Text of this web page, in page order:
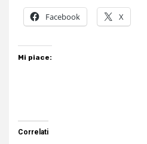
Facebook X
Mi piace:
Correlati